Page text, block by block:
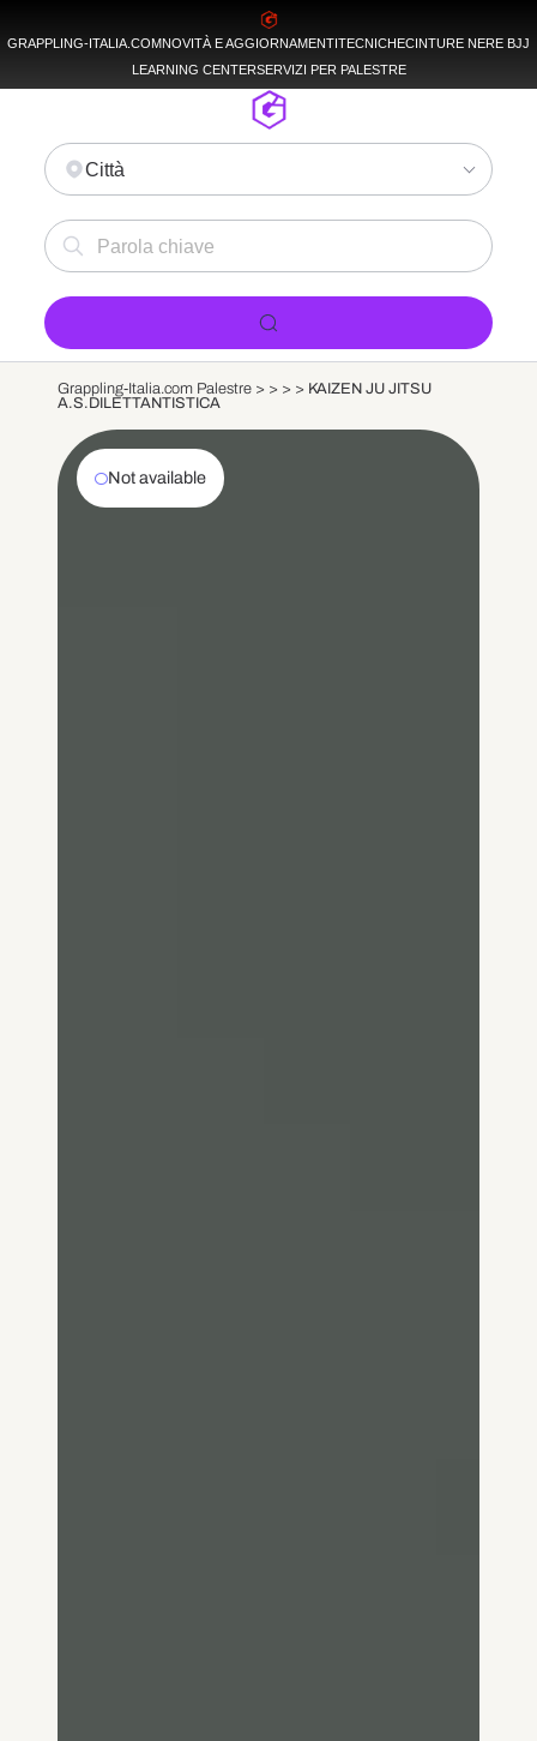
GRAPPLING-ITALIA.COMNOVITÀ E AGGIORNAMENTITECNICHECINTURE NERE BJJ
LEARNING CENTERSERVIZI PER PALESTRE
Città
Grappling-Italia.com Palestre > > > > KAIZEN JU JITSU
A.S.DILETTANTISTICA
Not available